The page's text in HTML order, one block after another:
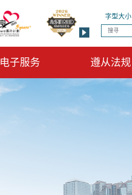
字型大小
搜寻
电子服务 遵从法规